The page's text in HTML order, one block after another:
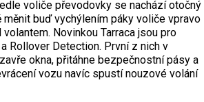
voliče převodovky se nachází otočný
buď vychýlením páky voliče vpravo
Novinkou Tarraca jsou pro
Rollover Detection. První z nich v
okna, přitáhne bezpečnostní pásy a
vozu navíc spustí nouzové volání